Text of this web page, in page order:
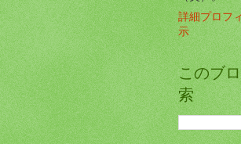
詳細プロフ
示
このブ
索